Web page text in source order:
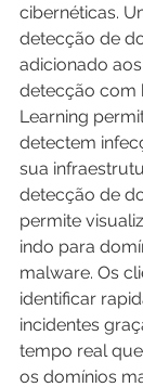
cibernéticas.
detecção de
adicionado
detecção com
Learning
detectem
sua
detecção de
permite
indo para
malware. Os
identificar
incidentes
tempo real
os domínios